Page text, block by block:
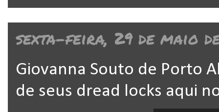
sexta-feira, 29 de maio
Giovanna Souto de Porto
de seus dread locks aqui